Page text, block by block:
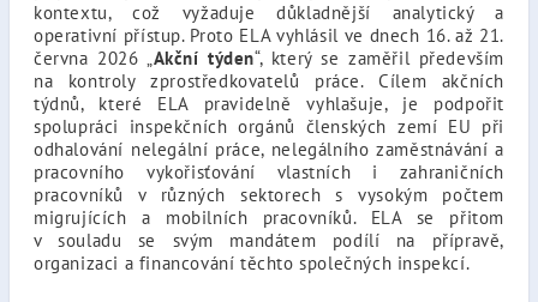
kontextu, což vyžaduje důkladnější analytický a
operativní přístup. Proto ELA vyhlásil ve dnech 16. až 21.
června 2026 „ Akční týden“, který se zaměřil především
na kontroly zprostředkovatelů práce. Cílem akčních
týdnů, které ELA pravidelně vyhlašuje, je podpořit
spolupráci inspekčních orgánů členských zemí EU při
odhalování nelegální práce, nelegálního zaměstnávání a
pracovního vykořisťování vlastních i zahraničních
pracovníků v různých sektorech s vysokým počtem
migrujících a mobilních pracovníků. ELA se přitom
v souladu se svým mandátem podílí na přípravě,
organizaci a financování těchto společných inspekcí.